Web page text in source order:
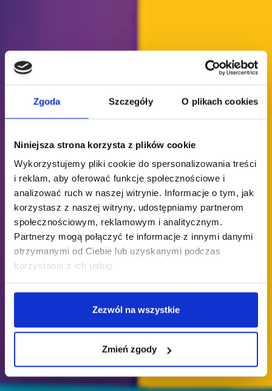
Zgoda Szczegóły O plikach cookies
Niniejsza strona korzysta z plików cookie
Wykorzystujemy pliki cookie do spersonalizowania treści
i reklam, aby oferować funkcje społecznościowe i
analizować ruch w naszej witrynie. Informacje o tym, jak
korzystasz z naszej witryny, udostępniamy partnerom
społecznościowym, reklamowym i analitycznym.
Partnerzy mogą połączyć te informacje z innymi danymi
otrzymanymi od Ciebie lub uzyskanymi podczas
korzystania z ich usług.
Zezwól na wszystkie
Zmień zgody